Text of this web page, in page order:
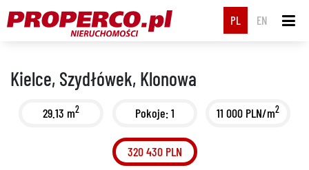
PL EN
Kielce, Szydłówek, Klonowa
29.13 m2 Pokoje: 1 11 000 PLN/m2
320 430 PLN